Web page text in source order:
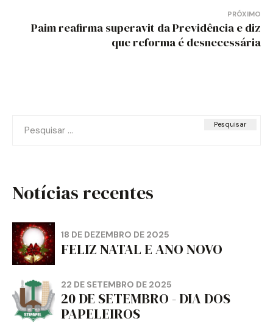
PRÓXIMO
Paim reafirma superavit da Previdência e diz
que reforma é desnecessária
por:
Notícias recentes
18 DE DEZEMBRO DE 2025
FELIZ NATAL E ANO NOVO
22 DE SETEMBRO DE 2025
20 DE SETEMBRO - DIA DOS
PAPELEIROS